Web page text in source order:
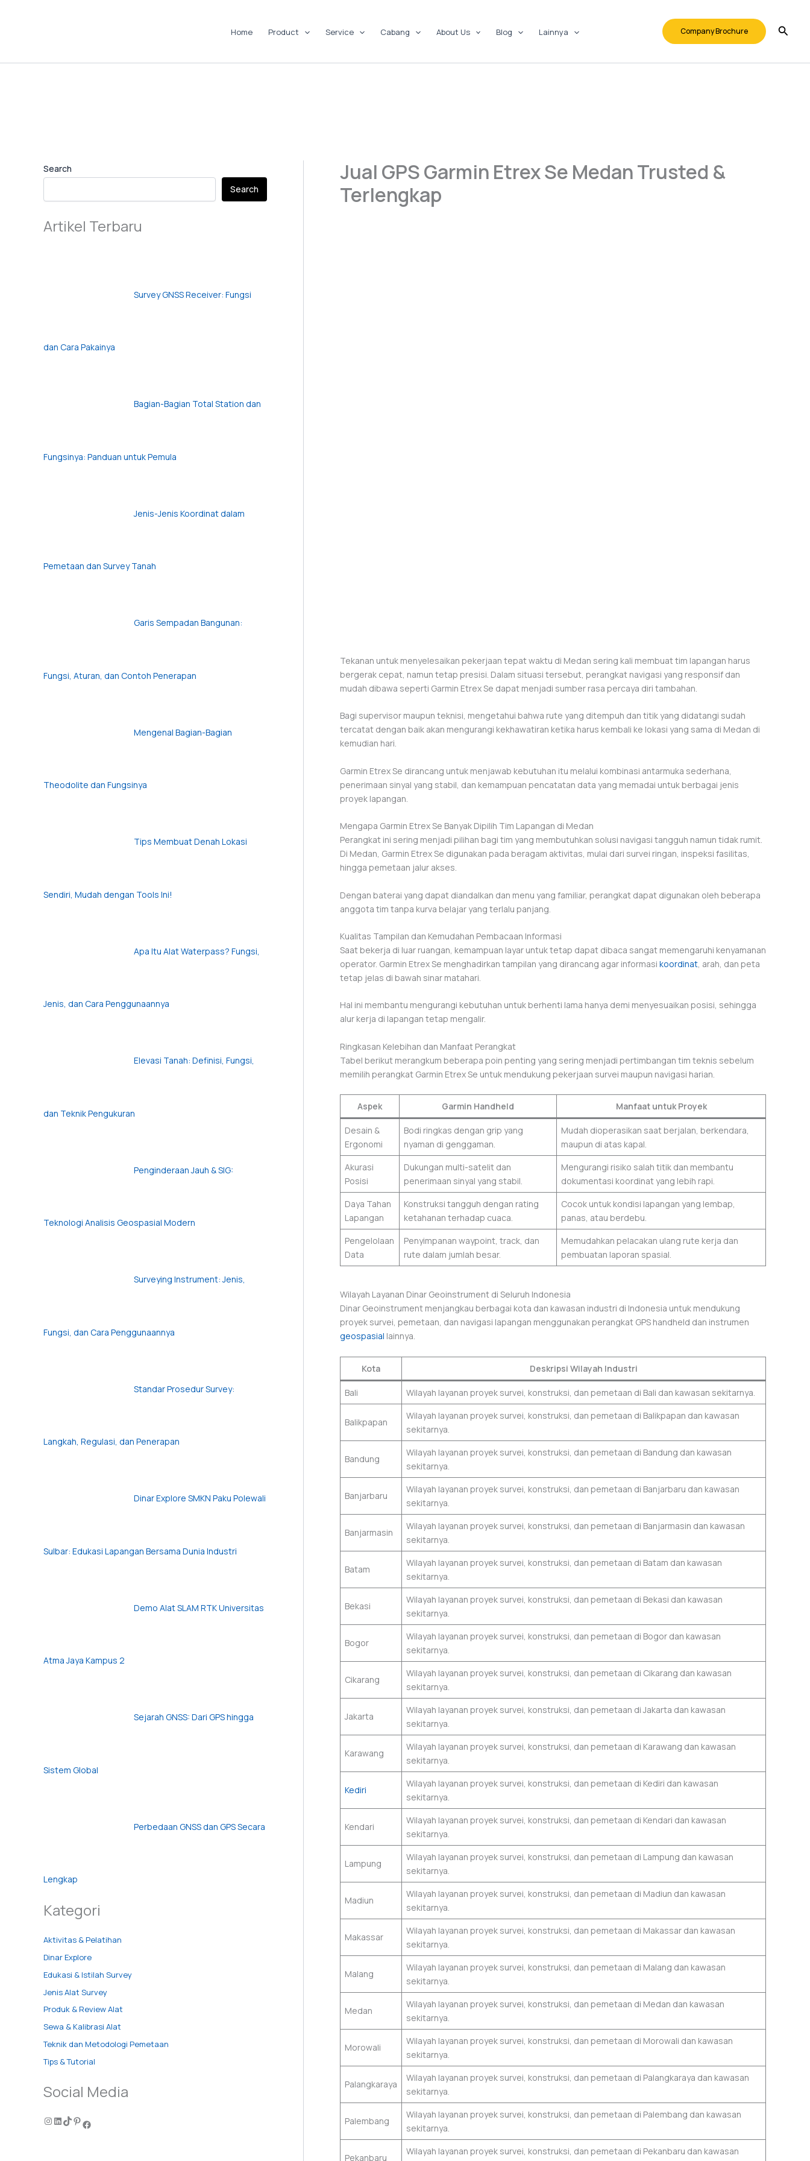
Home Product Service Cabang About Us Blog Lainnya Company Brochure
Search
Search
Artikel Terbaru
Survey GNSS Receiver: Fungsi
dan Cara Pakainya
Bagian-Bagian Total Station dan
Fungsinya: Panduan untuk Pemula
Jenis-Jenis Koordinat dalam
Pemetaan dan Survey Tanah
Garis Sempadan Bangunan:
Fungsi, Aturan, dan Contoh Penerapan
Mengenal Bagian-Bagian
Theodolite dan Fungsinya
Tips Membuat Denah Lokasi
Sendiri, Mudah dengan Tools Ini!
Apa Itu Alat Waterpass? Fungsi,
Jenis, dan Cara Penggunaannya
Elevasi Tanah: Definisi, Fungsi,
dan Teknik Pengukuran
Penginderaan Jauh & SIG:
Teknologi Analisis Geospasial Modern
Surveying Instrument: Jenis,
Fungsi, dan Cara Penggunaannya
Standar Prosedur Survey:
Langkah, Regulasi, dan Penerapan
Dinar Explore SMKN Paku Polewali
Sulbar: Edukasi Lapangan Bersama Dunia Industri
Demo Alat SLAM RTK Universitas
Atma Jaya Kampus 2
Sejarah GNSS: Dari GPS hingga
Sistem Global
Perbedaan GNSS dan GPS Secara
Lengkap
Kategori
Aktivitas & Pelatihan
Dinar Explore
Edukasi & Istilah Survey
Jenis Alat Survey
Produk & Review Alat
Sewa & Kalibrasi Alat
Teknik dan Metodologi Pemetaan
Tips & Tutorial
Social Media
Jual GPS Garmin Etrex Se Medan Trusted &
Terlengkap
Tekanan untuk menyelesaikan pekerjaan tepat waktu di Medan sering kali membuat tim lapangan harus
bergerak cepat, namun tetap presisi. Dalam situasi tersebut, perangkat navigasi yang responsif dan
mudah dibawa seperti Garmin Etrex Se dapat menjadi sumber rasa percaya diri tambahan.
Bagi supervisor maupun teknisi, mengetahui bahwa rute yang ditempuh dan titik yang didatangi sudah
tercatat dengan baik akan mengurangi kekhawatiran ketika harus kembali ke lokasi yang sama di Medan di
kemudian hari.
Garmin Etrex Se dirancang untuk menjawab kebutuhan itu melalui kombinasi antarmuka sederhana,
penerimaan sinyal yang stabil, dan kemampuan pencatatan data yang memadai untuk berbagai jenis
proyek lapangan.
Mengapa Garmin Etrex Se Banyak Dipilih Tim Lapangan di Medan
Perangkat ini sering menjadi pilihan bagi tim yang membutuhkan solusi navigasi tangguh namun tidak rumit.
Di Medan, Garmin Etrex Se digunakan pada beragam aktivitas, mulai dari survei ringan, inspeksi fasilitas,
hingga pemetaan jalur akses.
Dengan baterai yang dapat diandalkan dan menu yang familiar, perangkat dapat digunakan oleh beberapa
anggota tim tanpa kurva belajar yang terlalu panjang.
Kualitas Tampilan dan Kemudahan Pembacaan Informasi
Saat bekerja di luar ruangan, kemampuan layar untuk tetap dapat dibaca sangat memengaruhi kenyamanan
operator. Garmin Etrex Se menghadirkan tampilan yang dirancang agar informasi koordinat, arah, dan peta
tetap jelas di bawah sinar matahari.
Hal ini membantu mengurangi kebutuhan untuk berhenti lama hanya demi menyesuaikan posisi, sehingga
alur kerja di lapangan tetap mengalir.
Ringkasan Kelebihan dan Manfaat Perangkat
Tabel berikut merangkum beberapa poin penting yang sering menjadi pertimbangan tim teknis sebelum
memilih perangkat Garmin Etrex Se untuk mendukung pekerjaan survei maupun navigasi harian.
Aspek Garmin Handheld Manfaat untuk Proyek
Desain &
Ergonomi
Bodi ringkas dengan grip yang
nyaman di genggaman.
Mudah dioperasikan saat berjalan, berkendara,
maupun di atas kapal.
Akurasi
Posisi
Dukungan multi-satelit dan
penerimaan sinyal yang stabil.
Mengurangi risiko salah titik dan membantu
dokumentasi koordinat yang lebih rapi.
Daya Tahan
Lapangan
Konstruksi tangguh dengan rating
ketahanan terhadap cuaca.
Cocok untuk kondisi lapangan yang lembap,
panas, atau berdebu.
Pengelolaan
Data
Penyimpanan waypoint, track, dan
rute dalam jumlah besar.
Memudahkan pelacakan ulang rute kerja dan
pembuatan laporan spasial.
Wilayah Layanan Dinar Geoinstrument di Seluruh Indonesia
Dinar Geoinstrument menjangkau berbagai kota dan kawasan industri di Indonesia untuk mendukung
proyek survei, pemetaan, dan navigasi lapangan menggunakan perangkat GPS handheld dan instrumen
geospasial lainnya.
Kota Deskripsi Wilayah Industri
Bali Wilayah layanan proyek survei, konstruksi, dan pemetaan di Bali dan kawasan sekitarnya.
Balikpapan
Wilayah layanan proyek survei, konstruksi, dan pemetaan di Balikpapan dan kawasan
sekitarnya.
Bandung
Wilayah layanan proyek survei, konstruksi, dan pemetaan di Bandung dan kawasan
sekitarnya.
Banjarbaru
Wilayah layanan proyek survei, konstruksi, dan pemetaan di Banjarbaru dan kawasan
sekitarnya.
Banjarmasin
Wilayah layanan proyek survei, konstruksi, dan pemetaan di Banjarmasin dan kawasan
sekitarnya.
Batam
Wilayah layanan proyek survei, konstruksi, dan pemetaan di Batam dan kawasan
sekitarnya.
Bekasi
Wilayah layanan proyek survei, konstruksi, dan pemetaan di Bekasi dan kawasan
sekitarnya.
Bogor
Wilayah layanan proyek survei, konstruksi, dan pemetaan di Bogor dan kawasan
sekitarnya.
Cikarang
Wilayah layanan proyek survei, konstruksi, dan pemetaan di Cikarang dan kawasan
sekitarnya.
Jakarta
Wilayah layanan proyek survei, konstruksi, dan pemetaan di Jakarta dan kawasan
sekitarnya.
Karawang
Wilayah layanan proyek survei, konstruksi, dan pemetaan di Karawang dan kawasan
sekitarnya.
Kediri
Wilayah layanan proyek survei, konstruksi, dan pemetaan di Kediri dan kawasan
sekitarnya.
Kendari
Wilayah layanan proyek survei, konstruksi, dan pemetaan di Kendari dan kawasan
sekitarnya.
Lampung
Wilayah layanan proyek survei, konstruksi, dan pemetaan di Lampung dan kawasan
sekitarnya.
Madiun
Wilayah layanan proyek survei, konstruksi, dan pemetaan di Madiun dan kawasan
sekitarnya.
Makassar
Wilayah layanan proyek survei, konstruksi, dan pemetaan di Makassar dan kawasan
sekitarnya.
Malang
Wilayah layanan proyek survei, konstruksi, dan pemetaan di Malang dan kawasan
sekitarnya.
Medan
Wilayah layanan proyek survei, konstruksi, dan pemetaan di Medan dan kawasan
sekitarnya.
Morowali
Wilayah layanan proyek survei, konstruksi, dan pemetaan di Morowali dan kawasan
sekitarnya.
Palangkaraya
Wilayah layanan proyek survei, konstruksi, dan pemetaan di Palangkaraya dan kawasan
sekitarnya.
Palembang
Wilayah layanan proyek survei, konstruksi, dan pemetaan di Palembang dan kawasan
sekitarnya.
Pekanbaru
Wilayah layanan proyek survei, konstruksi, dan pemetaan di Pekanbaru dan kawasan